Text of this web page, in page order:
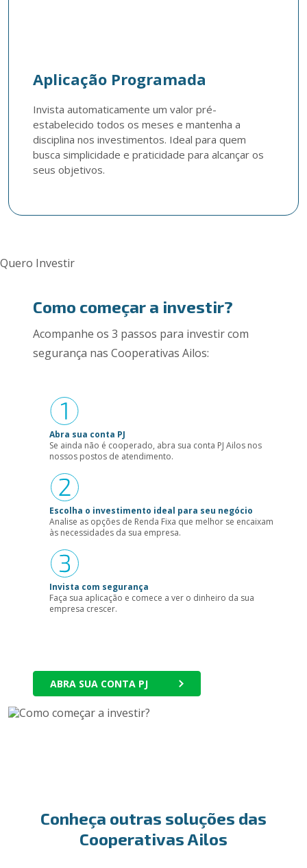
Aplicação Programada
Invista automaticamente um valor pré-
estabelecido todos os meses e mantenha a
disciplina nos investimentos. Ideal para quem
busca simplicidade e praticidade para alcançar os
seus objetivos.
Quero Investir
Como começar a investir?
Acompanhe os 3 passos para investir com
segurança nas Cooperativas Ailos:
Abra sua conta PJ
Se ainda não é cooperado, abra sua conta PJ Ailos nos
nossos postos de atendimento.
Escolha o investimento ideal para seu negócio
Analise as opções de Renda Fixa que melhor se encaixam
às necessidades da sua empresa.
Invista com segurança
Faça sua aplicação e comece a ver o dinheiro da sua
empresa crescer.
ABRA SUA CONTA PJ
Conheça outras soluções das
Cooperativas Ailos